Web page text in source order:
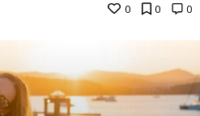
0 0 0